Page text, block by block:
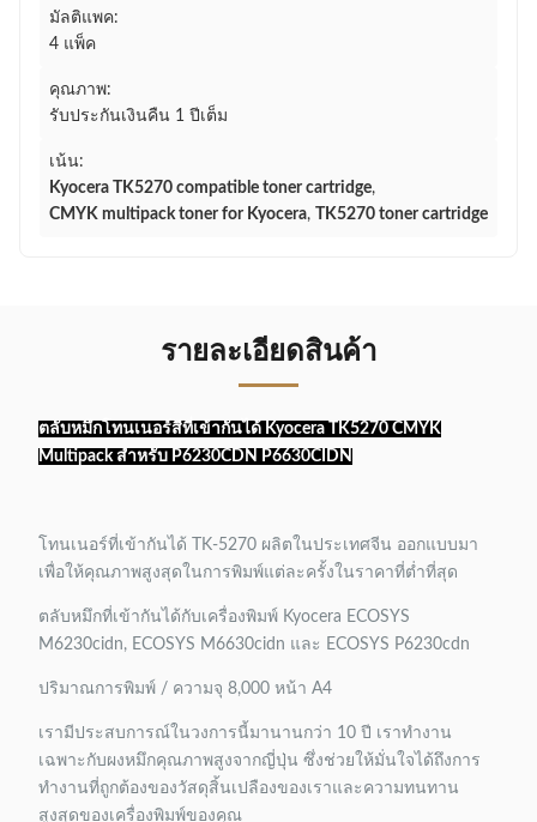
มัลติแพค:
4 แพ็ค
คุณภาพ:
รับประกันเงินคืน 1 ปีเต็ม
เน้น:
Kyocera TK5270 compatible toner cartridge,
CMYK multipack toner for Kyocera, TK5270 toner cartridge
รายละเอียดสินค้า
ตลับหมึกโทนเนอร์สีที่เข้ากันได้ Kyocera TK5270 CMYK
Multipack สำหรับ P6230CDN P6630CIDN
โทนเนอร์ที่เข้ากันได้ TK-5270 ผลิตในประเทศจีน ออกแบบมา
เพื่อให้คุณภาพสูงสุดในการพิมพ์แต่ละครั้งในราคาที่ต่ำที่สุด
ตลับหมึกที่เข้ากันได้กับเครื่องพิมพ์ Kyocera ECOSYS
M6230cidn, ECOSYS M6630cidn และ ECOSYS P6230cdn
ปริมาณการพิมพ์ / ความจุ 8,000 หน้า A4
เรามีประสบการณ์ในวงการนี้มานานกว่า 10 ปี เราทำงาน
เฉพาะกับผงหมึกคุณภาพสูงจากญี่ปุ่น ซึ่งช่วยให้มั่นใจได้ถึงการ
ทำงานที่ถูกต้องของวัสดุสิ้นเปลืองของเราและความทนทาน
สูงสุดของเครื่องพิมพ์ของคุณ